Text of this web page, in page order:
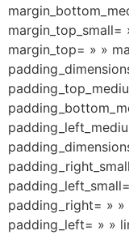
margin_top_small=
margin_top= » »
padding_right= »
padding_left= » »